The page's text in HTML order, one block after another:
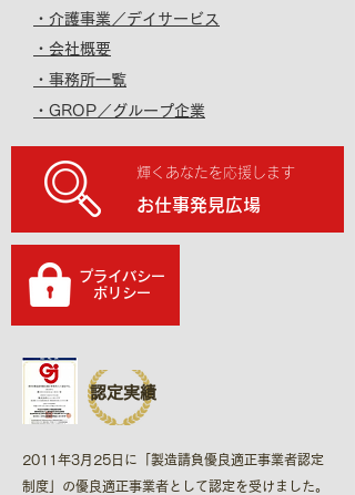
・介護事業／デイサービス
・会社概要
・事務所一覧
・GROP／グループ企業
お仕事発見広場
輝くあなたを応援します
プライバシー
​ポリシー
認定実績
2011年3月25日に「製造請負優良適正事業者認定
制度​」の優良適正事業者として認定を受けました。